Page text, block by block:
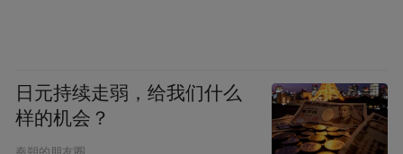
役军人的奋斗精神深深浸润心田。未来，她
将主动扛起红色传承使命，扎根志愿服务一
线，积极传递社会正能量，主动担当社会责
日元持续走弱，给我们什么
样的机会？